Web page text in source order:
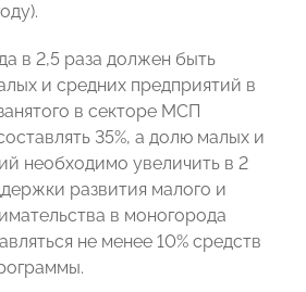
в 2,5 раза должен быть
и средних предприятий в
в секторе МСП
35%, а долю малых и
необходимо увеличить в 2
развития малого и
в моногорода
не менее 10% средств